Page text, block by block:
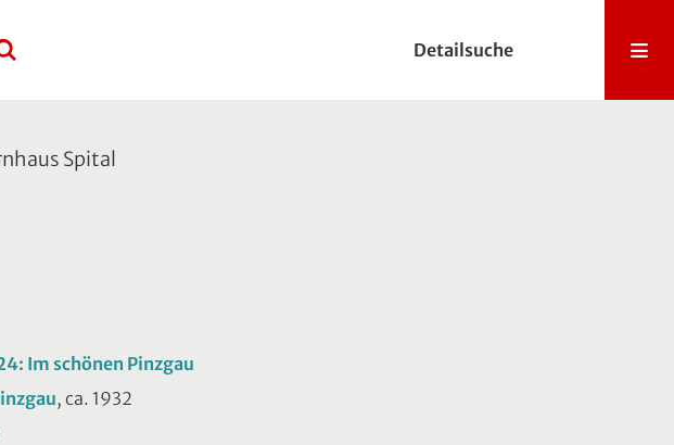
Detailsuche
Spital
Im schönen Pinzgau
, ca. 1932